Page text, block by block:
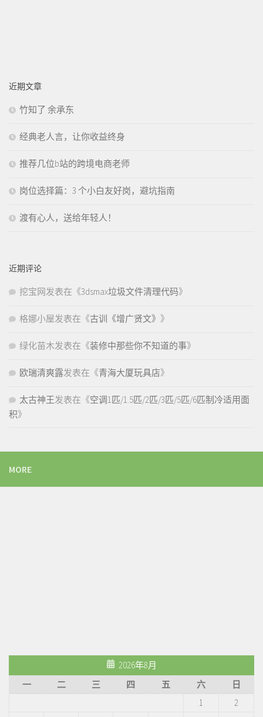
近期文章
竹知了 余承东
经典老人言，让你收益终身
推荐几位b站的跨境电商老师
岗位选择篇：3 个小白友好岗，避坑指南
渡有心人，送给年轻人！
近期评论
挖宝网发表在《3dsmax垃圾文件清理代码》
格娜小屋发表在《古训《增广贤文》 》
绿化苗木发表在《装修中那些你不知道的事》
欧瑞清爽露发表在《青海大厦玩具店》
太古神王发表在《空调1匹/1.5匹/2匹/3匹/5匹/6匹制冷适用面
积》
MORE
2026年8月
一
二 三 四 五 六 日
1
2